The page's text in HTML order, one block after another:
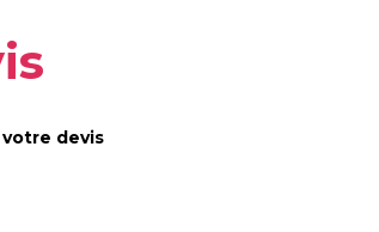
devis